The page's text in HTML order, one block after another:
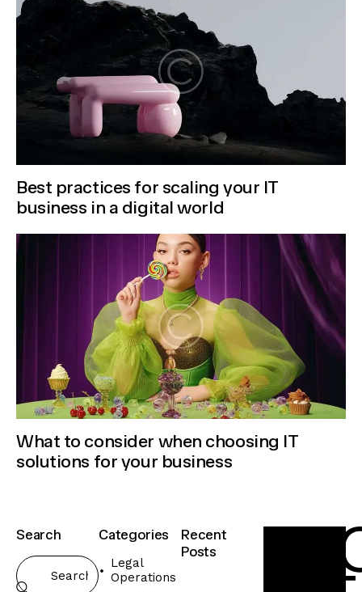
Best practices for scaling your IT
business in a digital world
What to consider when choosing IT
solutions for your business
Search Categories
Legal
Operations
Recent
Posts
FL